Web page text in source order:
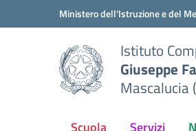
Vai ai contenuti
Vai al menu di navigazioneMinistero dell'Istruzione e del
Istituto
Giuseppe
Mascalucia
Scuola Servizi